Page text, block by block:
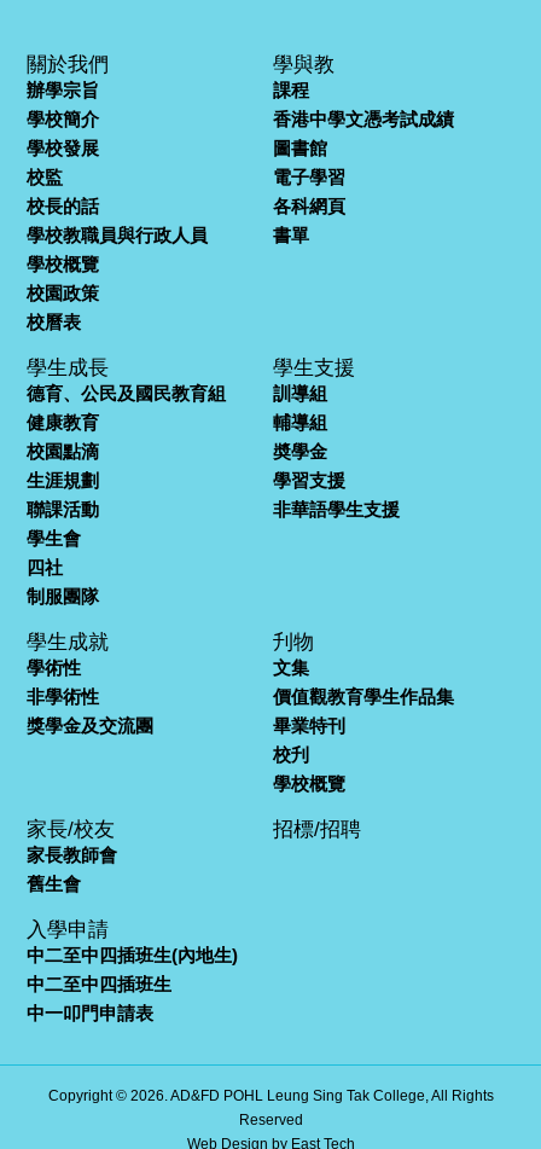
關於我們
辦學宗旨
學校簡介
學校發展
校監
校長的話
學校教職員與行政人員
學校概覽
校園政策
校曆表
學與教
課程
香港中學文憑考試成績
圖書館
電子學習
各科網頁
書單
學生成長
德育、公民及國民教育組
健康教育
校園點滴
生涯規劃
聯課活動
學生會
四社
制服團隊
學生支援
訓導組
輔導組
奬學金
學習支援
非華語學生支援
學生成就
學術性
非學術性
獎學金及交流團
刋物
文集
價值觀教育學生作品集
畢業特刊
校刋
學校概覽
家長/校友
家長教師會
舊生會
招標/招聘
入學申請
中二至中四插班生(內地生)
中二至中四插班生
中一叩門申請表
Copyright © 2026. AD&FD POHL Leung Sing Tak College, All Rights
Reserved
Web Design by East Tech